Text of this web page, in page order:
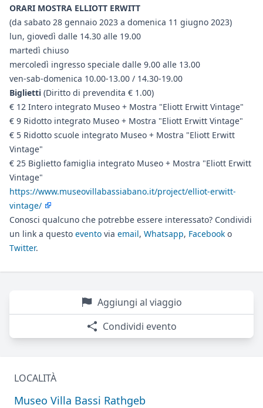
ORARI MOSTRA ELLIOTT ERWITT
(da sabato 28 gennaio 2023 a domenica 11 giugno 2023)
lun, giovedì dalle 14.30 alle 19.00
martedì chiuso
mercoledì ingresso speciale dalle 9.00 alle 13.00
ven-sab-domenica 10.00-13.00 / 14.30-19.00
Biglietti (Diritto di prevendita € 1.00)
€ 12 Intero integrato Museo + Mostra "Eliott Erwitt Vintage"
€ 9 Ridotto integrato Museo + Mostra "Eliott Erwitt Vintage"
€ 5 Ridotto scuole integrato Museo + Mostra "Eliott Erwitt
Vintage"
€ 25 Biglietto famiglia integrato Museo + Mostra "Eliott Erwitt
Vintage"
https://www.museovillabassiabano.it/project/elliot-erwitt-
vintage/
Conosci qualcuno che potrebbe essere interessato? Condividi
un link a questo evento via email, Whatsapp, Facebook o
Twitter.
Aggiungi al viaggio
Condividi evento
LOCALITÀ
Museo Villa Bassi Rathgeb